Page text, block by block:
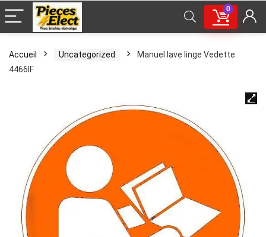
0
Accueil Uncategorized
Manuel lave linge Vedette
4466IF